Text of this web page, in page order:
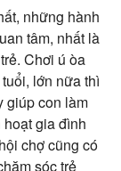
những hành
tâm, nhất là
Chơi ú òa
lớn nữa thì
giúp con làm
gia đình
chợ cũng có
sóc trẻ